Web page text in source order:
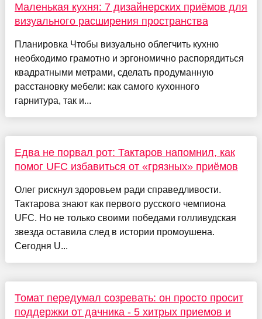
Маленькая кухня: 7 дизайнерских приёмов для
визуального расширения пространства
Планировка Чтобы визуально облегчить кухню
необходимо грамотно и эргономично распорядиться
квадратными метрами, сделать продуманную
расстановку мебели: как самого кухонного
гарнитура, так и...
Едва не порвал рот: Тактаров напомнил, как
помог UFC избавиться от «грязных» приёмов
Олег рискнул здоровьем ради справедливости.
Тактарова знают как первого русского чемпиона
UFC. Но не только своими победами голливудская
звезда оставила след в истории промоушена.
Сегодня U...
Томат передумал созревать: он просто просит
поддержки от дачника - 5 хитрых приемов и